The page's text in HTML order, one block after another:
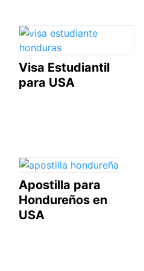
Visa Estudiantil
para USA
Apostilla para
Hondureños en
USA